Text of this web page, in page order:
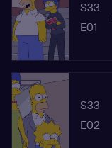
S33
E01
S33
E02